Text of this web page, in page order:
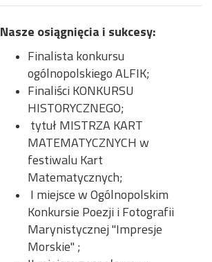
Nasze osiągnięcia i sukcesy:
Finalista konkursu
ogólnopolskiego ALFIK;
Finaliści KONKURSU
HISTORYCZNEGO;
tytuł MISTRZA KART
MATEMATYCZNYCH w
festiwalu Kart
Matematycznych;
I miejsce w Ogólnopolskim
Konkursie Poezji i Fotografii
Marynistycznej "Impresje
Morskie" ;